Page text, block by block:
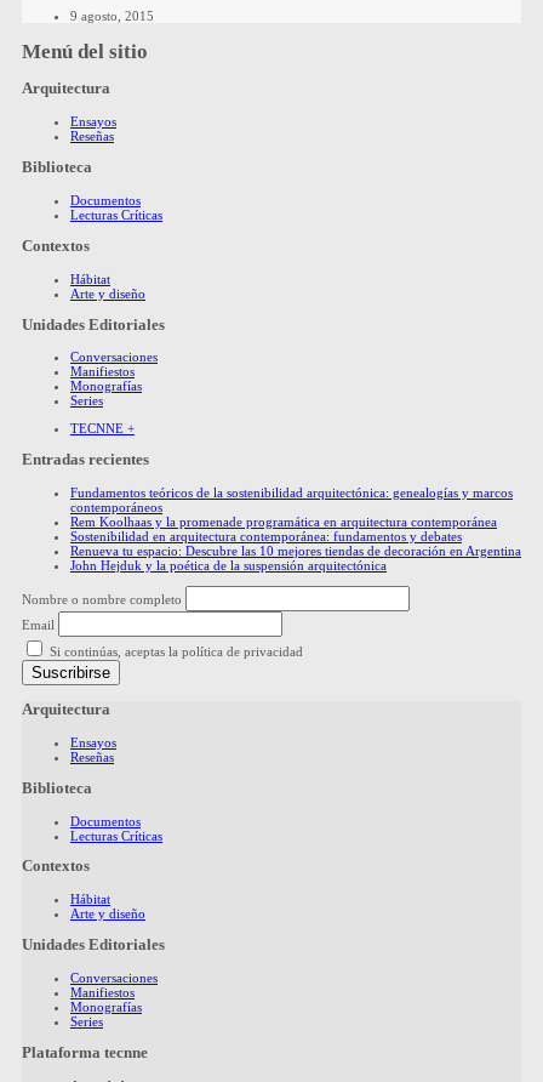
9 agosto, 2015
Menú del sitio
Arquitectura
Ensayos
Reseñas
Biblioteca
Documentos
Lecturas Críticas
Contextos
Hábitat
Arte y diseño
Unidades Editoriales
Conversaciones
Manifiestos
Monografías
Series
TECNNE +
Entradas recientes
Fundamentos teóricos de la sostenibilidad arquitectónica: genealogías y marcos
contemporáneos
Rem Koolhaas y la promenade programática en arquitectura contemporánea
Sostenibilidad en arquitectura contemporánea: fundamentos y debates
Renueva tu espacio: Descubre las 10 mejores tiendas de decoración en Argentina
John Hejduk y la poética de la suspensión arquitectónica
Nombre o nombre completo
Email
Si continúas, aceptas la política de privacidad
Arquitectura
Ensayos
Reseñas
Biblioteca
Documentos
Lecturas Críticas
Contextos
Hábitat
Arte y diseño
Unidades Editoriales
Conversaciones
Manifiestos
Monografías
Series
Plataforma tecnne